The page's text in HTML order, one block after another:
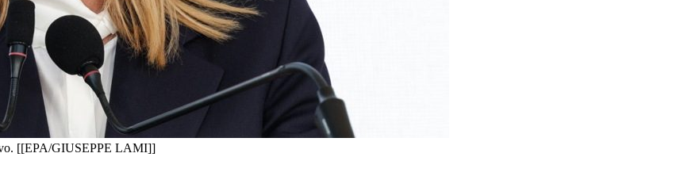
[[EPA/GIUSEPPE LAMI]]